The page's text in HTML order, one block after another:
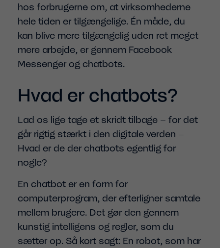
hos forbrugerne om, at virksomhederne
hele tiden er tilgængelige. Én måde, du
kan blive mere tilgængelig uden ret meget
mere arbejde, er gennem Facebook
Messenger og chatbots.
Hvad er chatbots?
Lad os lige tage et skridt tilbage – for det
går rigtig stærkt i den digitale verden –
Hvad er de der chatbots egentlig for
nogle?
En chatbot er en form for
computerprogram, der efterligner samtale
mellem brugere. Det gør den gennem
kunstig intelligens og regler, som du
sætter op. Så kort sagt: En robot, som har